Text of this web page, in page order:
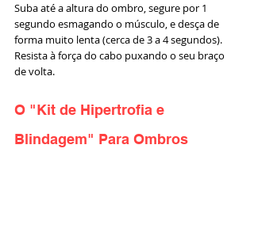
Suba até a altura do ombro, segure por 1
segundo esmagando o músculo, e desça de
forma muito lenta (cerca de 3 a 4 segundos).
Resista à força do cabo puxando o seu braço
de volta.
O "Kit de Hipertrofia e
Blindagem" Para Ombros